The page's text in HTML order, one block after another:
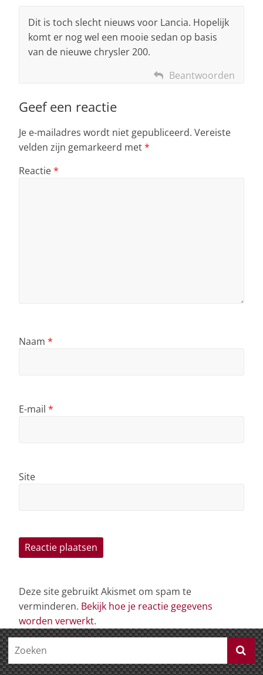
Dit is toch slecht nieuws voor Lancia. Hopelijk
komt er nog wel een mooie sedan op basis
van de nieuwe chrysler 200.
Beantwoorden
Geef een reactie
Je e-mailadres wordt niet gepubliceerd. Vereiste
velden zijn gemarkeerd met*
Reactie*
Naam *
E-mail *
Site
Deze site gebruikt Akismet om spam te
verminderen. Bekijk hoe je reactie gegevens
worden verwerkt.